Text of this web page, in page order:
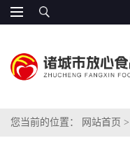
您当前的位置： 网站首页 >